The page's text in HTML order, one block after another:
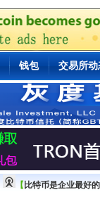
钱包 交易所动
【 比特币是企业最好